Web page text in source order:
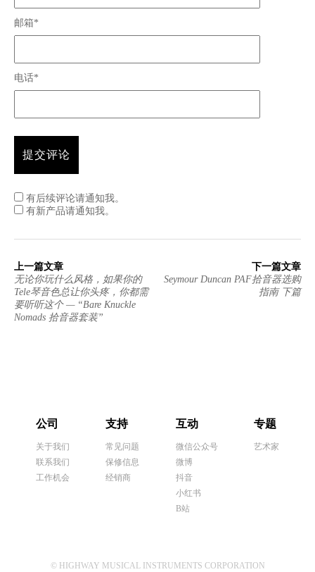
邮箱*
电话*
有后续评论请通知我。
有新产品请通知我。
上一篇文章
无论你玩什么风格，如果你的
Tele琴音色总让你头疼，你都需
要听听这个 — “Bare Knuckle
Nomads 拾音器套装”
下一篇文章
Seymour Duncan PAF拾音器选购
指南 下篇
公司
关于我们
联系我们
工作机会
支持
常见问题
保修信息
经销商
互动
微信公众号
微博
抖音
小红书
B站
专题
艺术家
© HIGHWAY MUSICAL INSTRUMENTS CORPORATION